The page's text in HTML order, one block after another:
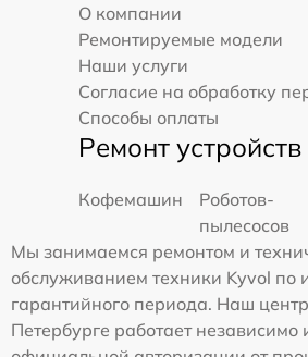
О компании
Ремонтируемые модели
Наши услуги
Согласие на обработку
Способы оплаты
Ремонт устройств
Кофемашин
Роботов-
пылесосов
Мы занимаемся ремонтом и
обслуживанием техники Kyvol по
гарантийного периода. Наш
Петербурге работает независимо